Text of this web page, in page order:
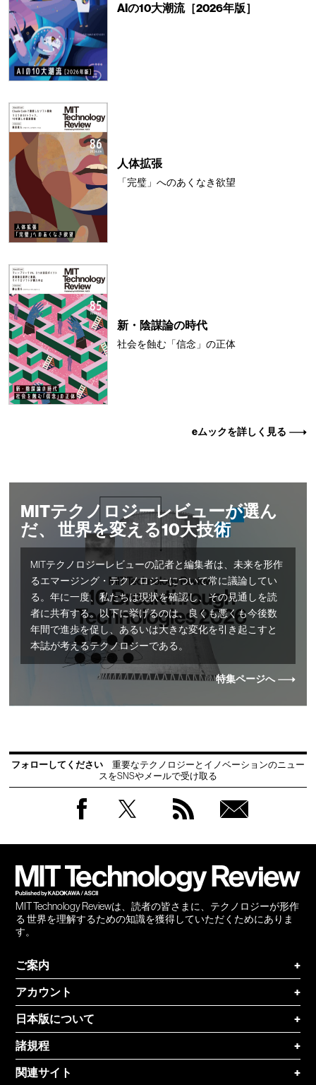
AIの10大潮流［2026年版］
人体拡張
「完璧」へのあくなき欲望
新・陰謀論の時代
社会を蝕む「信念」の正体
eムックを詳しく見る
MITテクノロジーレビューが選ん
だ、 世界を変える10大技術
MITテクノロジーレビューの記者と編集者は、未来を形作
るエマージング・テクノロジーについて常に議論してい
る。年に一度、私たちは現状を確認し、その見通しを読
者に共有する。以下に挙げるのは、良くも悪くも今後数
年間で進歩を促し、あるいは大きな変化を引き起こすと
本誌が考えるテクノロジーである。
特集ページへ
フォローしてください
重要なテクノロジーとイノベーションのニュー
スをSNSやメールで受け取る
MIT Technology Reviewは、読者の皆さまに、テクノロジーが形作
る 世界を理解するための知識を獲得していただくためにありま
す。
ご案内
+
アカウント
+
日本版について
+
諸規程
+
関連サイト
+